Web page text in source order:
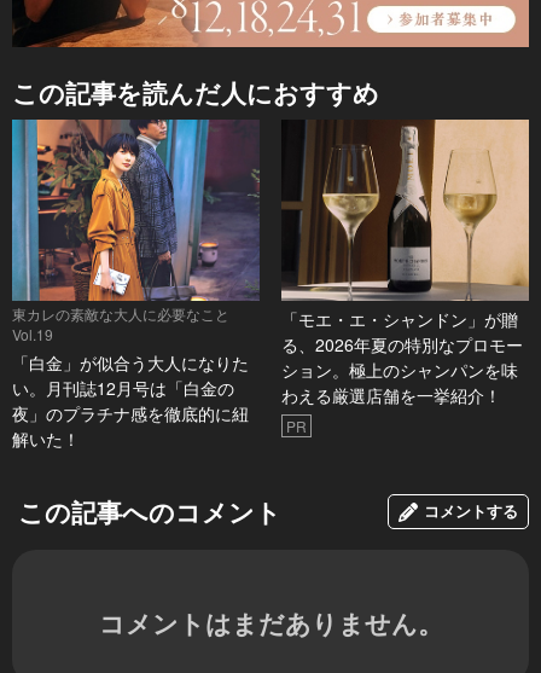
この記事を読んだ人におすすめ
東カレの素敵な大人に必要なこと
Vol.19
「白金」が似合う大人になりた
い。月刊誌12月号は「白金の
夜」のプラチナ感を徹底的に紐
解いた！
「モエ・エ・シャンドン」が贈
る、2026年夏の特別なプロモー
ション。極上のシャンパンを味
わえる厳選店舗を一挙紹介！
PR
この記事へのコメント コメントする
コメントはまだありません。